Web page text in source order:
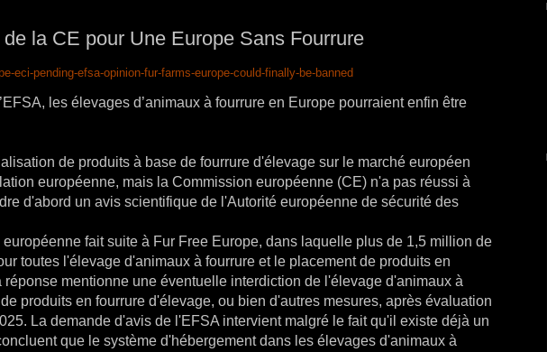
la CE pour Une Europe Sans Fourrure
eci-pending-efsa-opinion-fur-farms-europe-could-finally-be-banned
les élevages d’animaux à fourrure en Europe pourraient enfin être
de produits à base de fourrure d'élevage sur le marché européen
européenne, mais la Commission européenne (CE) n'a pas réussi à
d'abord un avis scientifique de l'Autorité européenne de sécurité des
fait suite à Fur Free Europe, dans laquelle plus de 1,5 million de
toutes l'élevage d'animaux à fourrure et le placement de produits en
mentionne une éventuelle interdiction de l'élevage d'animaux à
produits en fourrure d'élevage, ou bien d'autres mesures, après évaluation
La demande d'avis de l'EFSA intervient malgré le fait qu'il existe déjà un
que le système d'hébergement dans les élevages d'animaux à